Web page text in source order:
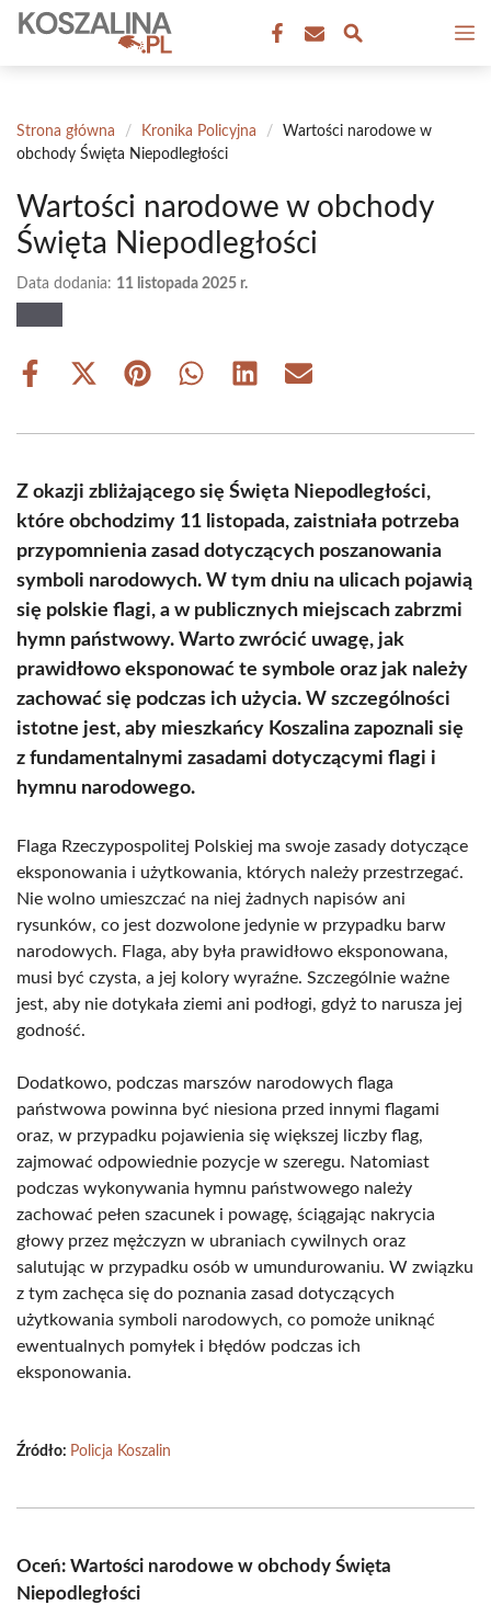
Przejdź
treści
Strona główna / Kronika Policyjna /
Wartości narodowe w
obchody Święta Niepodległości
Wartości narodowe w obchody
Święta Niepodległości
Data dodania: 11 listopada 2025 r.
Share
Share
(Twitter)
Share Share Share Share
Z okazji zbliżającego się Święta Niepodległości,
które obchodzimy 11 listopada, zaistniała potrzeba
przypomnienia zasad dotyczących poszanowania
symboli narodowych. W tym dniu na ulicach pojawią
się polskie flagi, a w publicznych miejscach zabrzmi
hymn państwowy. Warto zwrócić uwagę, jak
prawidłowo eksponować te symbole oraz jak należy
zachować się podczas ich użycia. W szczególności
istotne jest, aby mieszkańcy Koszalina zapoznali się
z fundamentalnymi zasadami dotyczącymi flagi i
hymnu narodowego.
Flaga Rzeczypospolitej Polskiej ma swoje zasady dotyczące
eksponowania i użytkowania, których należy przestrzegać.
Nie wolno umieszczać na niej żadnych napisów ani
rysunków, co jest dozwolone jedynie w przypadku barw
narodowych. Flaga, aby była prawidłowo eksponowana,
musi być czysta, a jej kolory wyraźne. Szczególnie ważne
jest, aby nie dotykała ziemi ani podłogi, gdyż to narusza jej
godność.
Dodatkowo, podczas marszów narodowych flaga
państwowa powinna być niesiona przed innymi flagami
oraz, w przypadku pojawienia się większej liczby flag,
zajmować odpowiednie pozycje w szeregu. Natomiast
podczas wykonywania hymnu państwowego należy
zachować pełen szacunek i powagę, ściągając nakrycia
głowy przez mężczyzn w ubraniach cywilnych oraz
salutując w przypadku osób w umundurowaniu. W związku
z tym zachęca się do poznania zasad dotyczących
użytkowania symboli narodowych, co pomoże uniknąć
ewentualnych pomyłek i błędów podczas ich
eksponowania.
Źródło: Policja Koszalin
Oceń: Wartości narodowe w obchody Święta
Niepodległości